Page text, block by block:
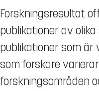
Forskningsresultat
publikationer av
publikationer som är
som forskare
forskningsområden